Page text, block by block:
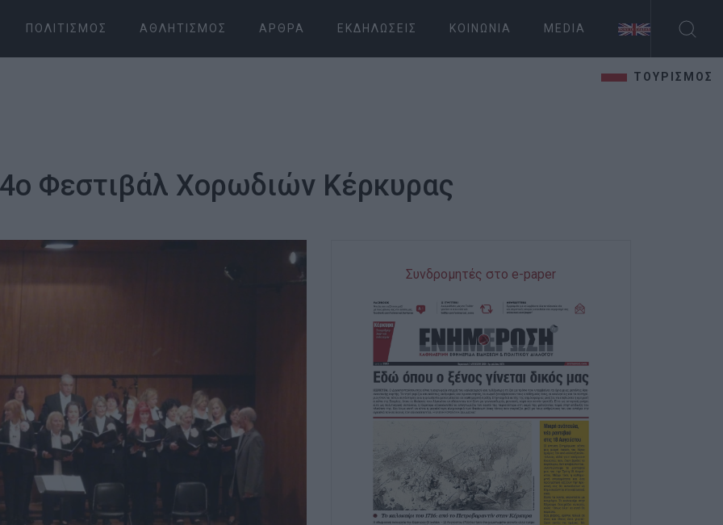
ΠΟΛΙΤΙΣΜΌΣ ΑΘΛΗΤΙΣΜΌΣ ΆΡΘΡΑ ΕΚΔΗΛΏΣΕΙΣ ΚΟΙΝΩΝΊΑ MEDIA
ΤΟΥΡΙΣΜΟΣ
Φεστιβάλ Χορωδιών Κέρκυρας
Συνδρομητές στο e-paper